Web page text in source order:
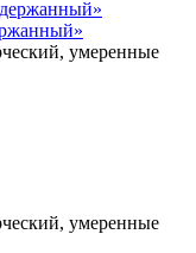
умеренные
умеренные